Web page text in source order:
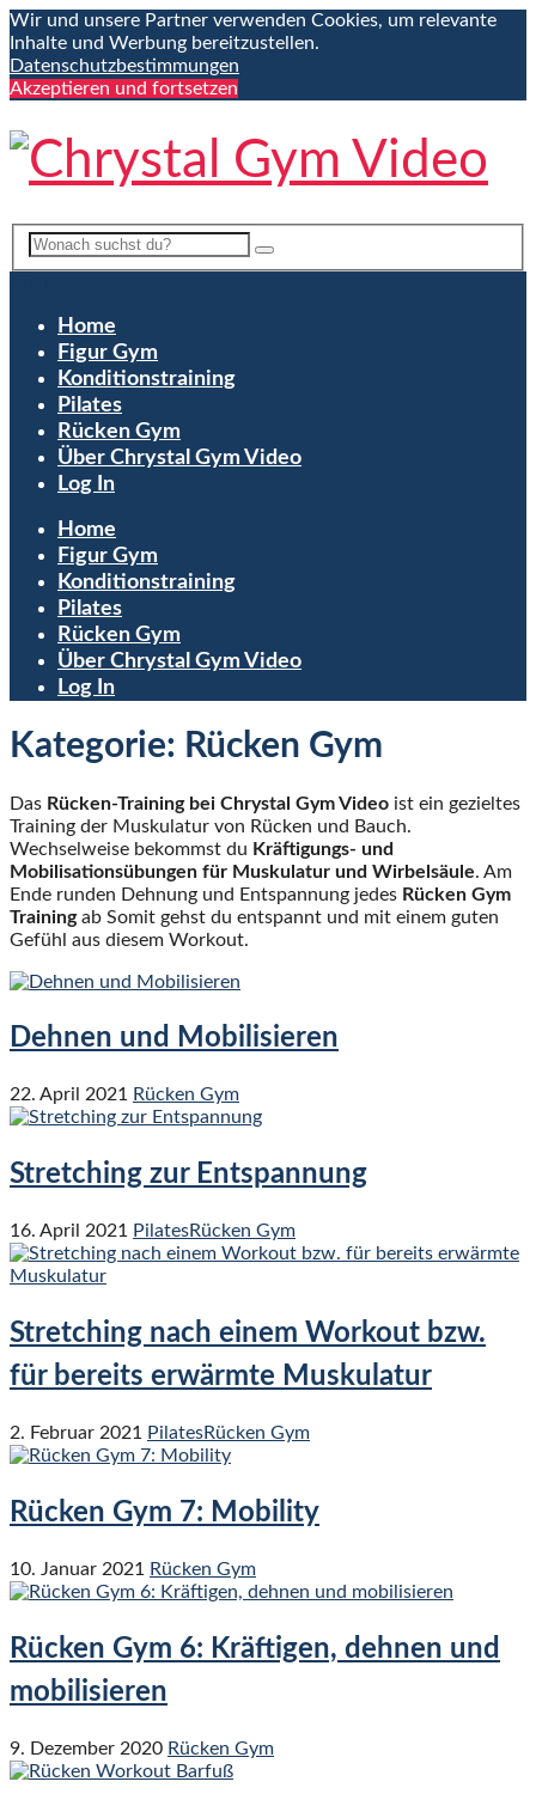
Wir und unsere Partner verwenden Cookies, um relevante
Inhalte und Werbung bereitzustellen.
Datenschutzbestimmungen
Akzeptieren und fortsetzen
Home
Figur Gym
Konditionstraining
Pilates
Rücken Gym
Über Chrystal Gym Video
Log In
Home
Figur Gym
Konditionstraining
Pilates
Rücken Gym
Über Chrystal Gym Video
Log In
Kategorie: Rücken Gym
Das Rücken-Training bei Chrystal Gym Video ist ein gezieltes
Training der Muskulatur von Rücken und Bauch.
Wechselweise bekommst du Kräftigungs- und
Mobilisationsübungen für Muskulatur und Wirbelsäule. Am
Ende runden Dehnung und Entspannung jedes Rücken Gym
Trainingab Somit gehst du entspannt und mit einem guten
Gefühl aus diesem Workout.
Dehnen und Mobilisieren
22. April 2021 Rücken Gym
Stretching zur Entspannung
16. April 2021 PilatesRücken Gym
Stretching nach einem Workout bzw.
für bereits erwärmte Muskulatur
2. Februar 2021 PilatesRücken Gym
Rücken Gym 7: Mobility
10. Januar 2021 Rücken Gym
Rücken Gym 6: Kräftigen, dehnen und
mobilisieren
9. Dezember 2020 Rücken Gym